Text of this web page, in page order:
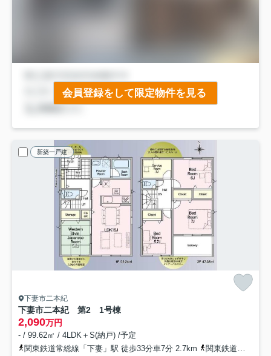
会員登録をして限定物件を見る
新築一戸建
下妻市二本紀
下妻市二本紀 第2 1号棟
2,090万円
- / 99.62㎡ / 4LDK＋S(納戸) /予定
関東鉄道常総線「下妻」駅 徒歩33分車7分 2.7km
関東鉄道常総線「宗道」駅 徒歩39分車8分 3.1km